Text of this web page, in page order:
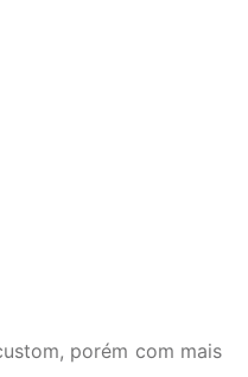
porém com mais